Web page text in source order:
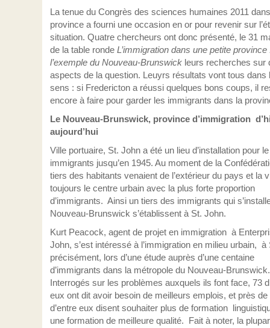
La tenue du Congrès des sciences humaines 2011
province a fourni une occasion en or pour revenir sur
situation. Quatre chercheurs ont donc présenté, le 31
de la table ronde L’immigration dans une petite province
l’exemple du Nouveau-Brunswick leurs recherches sur
aspects de la question. Leuyrs résultats vont tous dans
sens : si Fredericton a réussi quelques bons coups, il
encore à faire pour garder les immigrants dans la
Le Nouveau-Brunswick, province d’immigration
aujourd’hui
Ville portuaire, St. John a été un lieu d’installation pour le
immigrants jusqu’en 1945. Au moment de la
tiers des habitants venaient de l’extérieur du pays et la
toujours le centre urbain avec la plus forte proportion
d’immigrants. Ainsi un tiers des immigrants qui
Nouveau-Brunswick s’établissent à St. John.
Kurt Peacock, agent de projet en immigration à
John, s’est intéressé à l’immigration en milieu urbain, à
précisément, lors d’une étude auprès d’une centaine
d’immigrants dans la métropole du Nouveau-
Interrogés sur les problèmes auxquels ils font face, 73
eux ont dit avoir besoin de meilleurs emplois, et près de
d’entre eux disent souhaiter plus de formation
une formation de meilleure qualité. Fait à noter, la